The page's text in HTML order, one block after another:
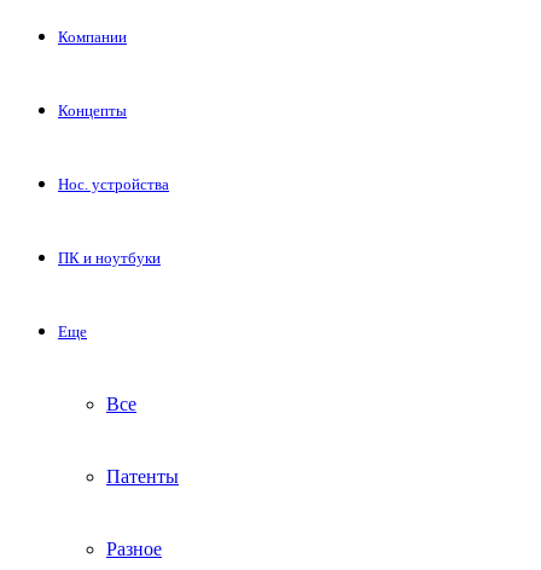
Компании
Концепты
Нос. устройства
ПК и ноутбуки
Еще
Все
Патенты
Разное